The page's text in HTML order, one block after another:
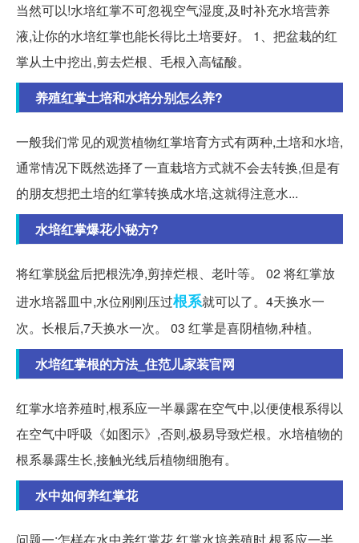
当然可以!水培红掌不可忽视空气湿度,及时补充水培营养
液,让你的水培红掌也能长得比土培要好。 1、把盆栽的红
掌从土中挖出,剪去烂根、毛根入高锰酸。
养殖红掌土培和水培分别怎么养?
一般我们常见的观赏植物红掌培育方式有两种,土培和水培,
通常情况下既然选择了一直栽培方式就不会去转换,但是有
的朋友想把土培的红掌转换成水培,这就得注意水...
水培红掌爆花小秘方?
将红掌脱盆后把根洗净,剪掉烂根、老叶等。 02 将红掌放
进水培器皿中,水位刚刚压过根系就可以了。4天换水一
次。长根后,7天换水一次。 03 红掌是喜阴植物,种植。
水培红掌根的方法_住范儿家装官网
红掌水培养殖时,根系应一半暴露在空气中,以便使根系得以
在空气中呼吸《如图示》,否则,极易导致烂根。水培植物的
根系暴露生长,接触光线后植物细胞有。
水中如何养红掌花